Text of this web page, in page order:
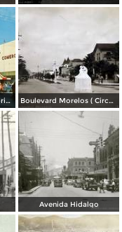
Centro Comercial La Soriana, el primero de esta cadena bajo la modalidad de plaza comercial (circa 1968) Boulevard Morelos ( Circulada el 21 de Enero de 1930 ).
Avenida Hidalgo